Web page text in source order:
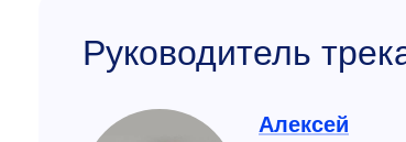
Руководитель
Алексей